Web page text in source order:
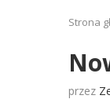
Strona
przez